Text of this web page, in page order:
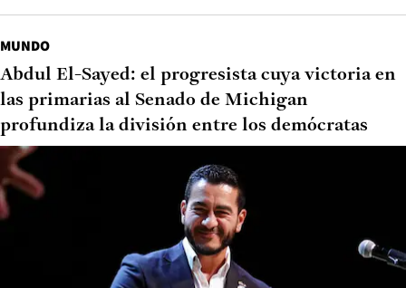
MUNDO
Abdul El-Sayed: el progresista cuya victoria en
las primarias al Senado de Michigan
profundiza la división entre los demócratas